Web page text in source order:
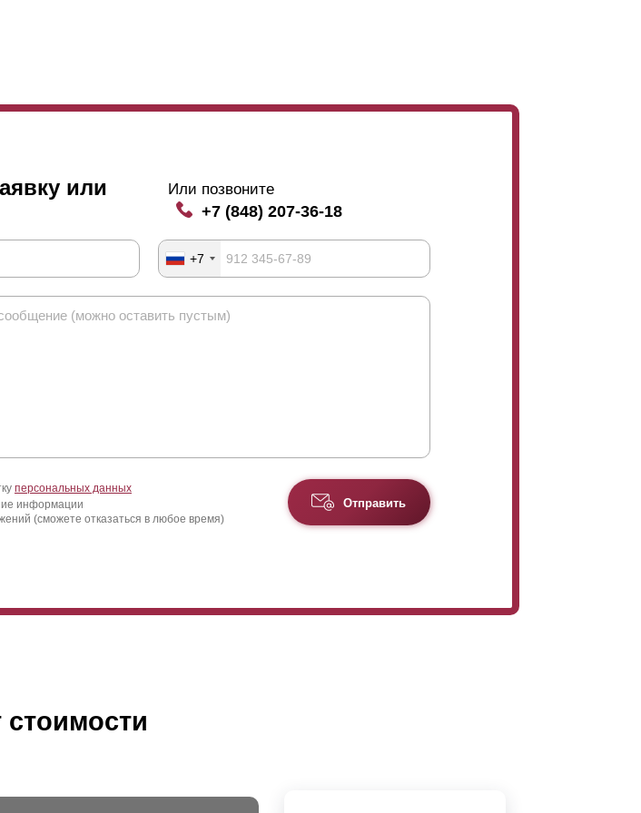
или
Или позвоните
+7 (848) 207-36-18
+7
персональных данных
информации
(сможете отказаться в любое время)
Отправить
стоимости